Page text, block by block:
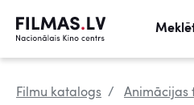
Filmu katalogs Animācijas